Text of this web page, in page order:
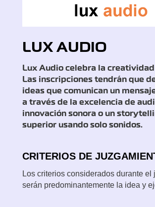
LUX AUDIO
Lux Audio celebra la
Las inscripciones tendrán que
ideas que comunican un
a través de la excelencia de
innovación sonora o un
superior usando solo sonidos.
CRITERIOS DE
Los criterios considerados durante el
serán predominantemente la idea y